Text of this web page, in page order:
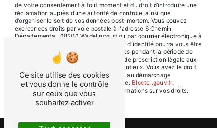
de votre consentement à tout moment et du droit d’introduire une
réclamation auprès d’une autorité de contrôle, ainsi que
d’organiser le sort de vos données post-mortem. Vous pouvez
exercer ces droits par voie postale à l'adresse 6 Chemin
Départemental, 08200 Wadelincourt ou par courrier électronique à
l'adresse contact@sscr.fr. Un justificatif d'identité pourra vous être
demandé. Nous conservons vos données pendant la période de
prise de contact puis pendant la durée de prescription légale aux
fins probatoires et de gestion des contentieux. Vous avez le droit
de vous inscrire sur la liste d'opposition au démarchage
téléphonique, disponible à cette adresse: Bloctel.gouv.fr.
Consultez le site cnil.fr pour plus d’informations sur vos droits.
Ce site utilise des cookies
et vous donne le contrôle
sur ceux que vous
souhaitez activer